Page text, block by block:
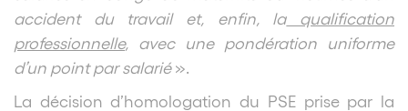
accident du travail et, enfin, laqualification
professionnelle, avec une pondération uniforme
d’un point par salarié».
La décision d’homologation du PSE prise par la